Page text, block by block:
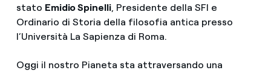
stato Emidio Spinelli, Presidente della SFI e
Ordinario di Storia della filosofia antica presso
l’Università La Sapienza di Roma.
Oggi il nostro Pianeta sta attraversando una